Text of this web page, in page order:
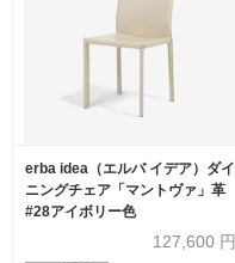
erba idea（エルバ イデア）ダイ
ニングチェア「マントヴァ」革
#28アイボリー色
127,600 円